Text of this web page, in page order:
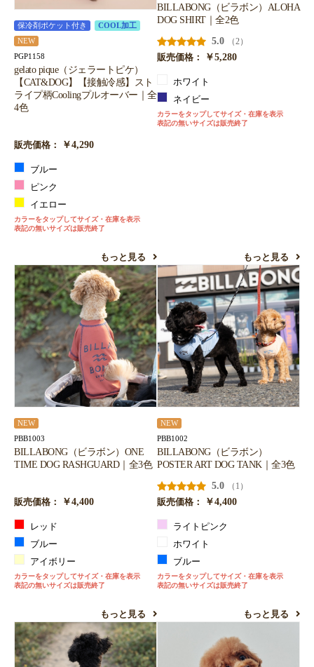
保冷剤ポケット付き
COOL加工
NEW
PGP1158
gelato pique（ジェラートピケ）
【CAT&DOG】【接触冷感】スト
ライプ柄Coolingプルオーバー｜全
4色
販売価格： ￥4,290
ブルー
ピンク
イエロー
カラーをタップしてサイズ・在庫を表示
表記の無いサイズは販売終了
もっと見る
BILLABONG（ビラボン）ALOHA
DOG SHIRT｜全2色
5.0
（2）
販売価格：
￥5,280
ホワイト
ネイビー
カラーをタップしてサイズ・在庫を表示
表記の無いサイズは販売終了
もっと見る
NEW
PBB1003
BILLABONG（ビラボン）ONE
TIME DOG RASHGUARD｜全3色
販売価格： ￥4,400
レッド
ブルー
アイボリー
カラーをタップしてサイズ・在庫を表示
表記の無いサイズは販売終了
もっと見る
NEW
PBB1002
BILLABONG（ビラボン）
POSTER ART DOG TANK｜全3色
5.0
（1）
販売価格：
￥4,400
ライトピンク
ホワイト
ブルー
カラーをタップしてサイズ・在庫を表示
表記の無いサイズは販売終了
もっと見る